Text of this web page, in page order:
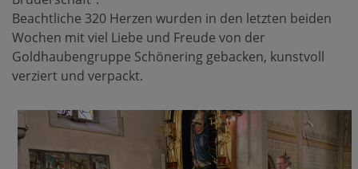
Beachtliche 320 Herzen wurden in den letzten beiden
Wochen mit viel Liebe und Freude von der
Goldhaubengruppe Schönering gebacken, kunstvoll
verziert und verpackt.